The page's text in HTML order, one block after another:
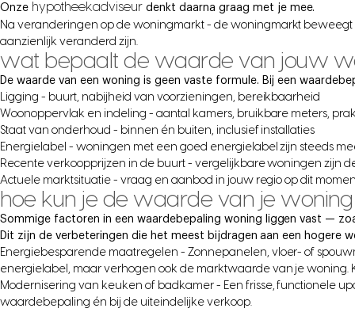
Onze hypotheekadviseurdenkt daarna graag met je mee.
Na veranderingen op de woningmarkt - de woningmarkt
aanzienlijk veranderd zijn.
wat bepaalt de waarde van jouw
De waarde van een woning is geen vaste formule. Bij een
Ligging - buurt, nabijheid van voorzieningen, bereikbaarheid
Woonoppervlak en indeling - aantal kamers, bruikbare meters,
Staat van onderhoud - binnen én buiten, inclusief installaties
Energielabel - woningen met een goed energielabel zijn steeds
Recente verkoopprijzen in de buurt - vergelijkbare woningen zijn
Actuele marktsituatie - vraag en aanbod in jouw regio op dit
hoe kun je de waarde van je
Sommige factoren in een waardebepaling woning liggen vast —
Dit zijn de verbeteringen die het meest bijdragen aan een hogere
Energiebesparende maatregelen - Zonnepanelen, vloer- of
energielabel, maar verhogen ook de marktwaarde van je woning.
Modernisering van keuken of badkamer - Een frisse, functionele
waardebepaling én bij de uiteindelijke verkoop.